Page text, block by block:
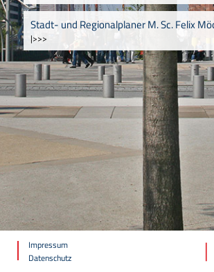
Stadt- und Regionalplaner M. Sc. Felix
|>>>
Impressum
Datenschutz